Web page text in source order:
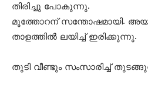
തിരിച്ചു പോകുന്നു.
മൂത്തോറന് സന്തോഷമായി.
താളത്തിൽ ലയിച്ച് ഇരിക്കുന്നു.
തുടി വീണ്ടും സംസാരിച്ച്